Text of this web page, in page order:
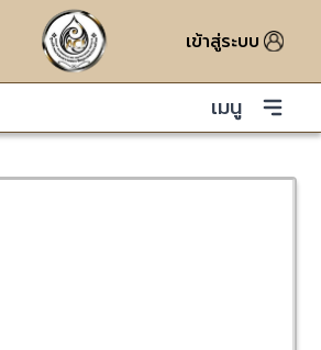
เข้าสู่ระบบ
เมนู